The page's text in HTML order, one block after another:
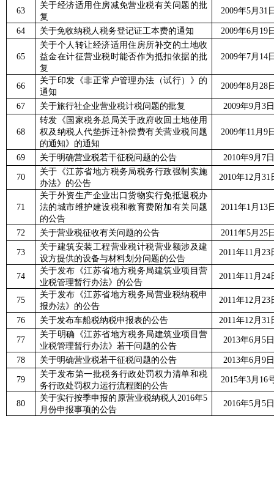
63
关于经济适用住房减免营业税有关问题的批
复
2009年5月 31
64 关于免收纳税人税务登记证工本费的通知 2009年6月 19
65
关于个人转让经济适用住房所补交的土地收
益金在计征营业税时能否作为抵扣依据的批
复
2009年7月 14
66
关于印发《非正常户管理办法（试行）》的
通知
2009年8月 28
67 关于旅行社企业营业税计税问题的批复 2009年9月 3日
68
转发《国家税务总局关于政府收回土地使用
权及纳税人代垫拆迁补偿费有关营业税问题
的通知》的通知
2009年11 月 9
69 关于明确营业税若干征税问题的公告 2010年9月 7日
70
关于《江苏省地方税务局税务行政强制实施
办法》的公告
2010年12月 31
71
关于外资生产企业出口货物实行免抵退税办
法的城市维护建设税和教育费附加有关问题
的公告
2011年1 月 13
72 关于营业税征收有关问题的公告 2011年5月 25
73
关于建筑安装工程营业税计税营业额涉及建
设方提供的设备与材料划分问题的公告
2011年11 月 23
74
关于发布《江苏省地方税务局建筑业项目营
业税管理暂行办法》的公告
2011年11 月 24
75
关于发布《江苏省地方税务局营业税纳税申
报办法》的公告
2011年12月 23
76 关于发布车船税纳税申报表的公告 2011年12月 31
77
关于明确《江苏省地方税务局建筑业项目营
业税管理暂行办法》若干问题的公告
2013年6月 5日
78 关于明确营业税若干征税问题的公告 2013年6月 9日
79
关于发布第一批税务行政处罚权力清单和税
务行政处罚权力运行流程图的公告
2015年3月 16
80
关于实行按季申报的原营业税纳税人2016年5
月份申报事项的公告
2016年5月 5日